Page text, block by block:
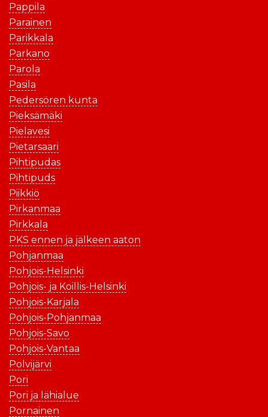
Pappila
Parainen
Parikkala
Parkano
Parola
Pasila
Pedersören kunta
Pieksämäki
Pielavesi
Pietarsaari
Pihtipudas
Pihtipuds
Piikkiö
Pirkanmaa
Pirkkala
PKS ennen ja jälkeen aaton
Pohjanmaa
Pohjois-Helsinki
Pohjois- ja Koillis-Helsinki
Pohjois-Karjala
Pohjois-Pohjanmaa
Pohjois-Savo
Pohjois-Vantaa
Polvijärvi
Pori
Pori ja lähialue
Pornainen